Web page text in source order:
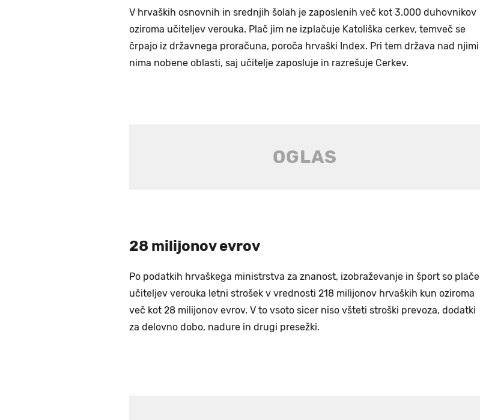
V hrvaških osnovnih in srednjih šolah je zaposlenih več kot 3.000 duhovnikov
oziroma učiteljev verouka. Plač jim ne izplačuje Katoliška cerkev, temveč se
črpajo iz državnega proračuna, poroča hrvaški Index. Pri tem država nad njimi
nima nobene oblasti, saj učitelje zaposluje in razrešuje Cerkev.
28 milijonov evrov
Po podatkih hrvaškega ministrstva za znanost, izobraževanje in šport so plače
učiteljev verouka letni strošek v vrednosti 218 milijonov hrvaških kun oziroma
več kot 28 milijonov evrov. V to vsoto sicer niso všteti stroški prevoza, dodatki
za delovno dobo, nadure in drugi presežki.